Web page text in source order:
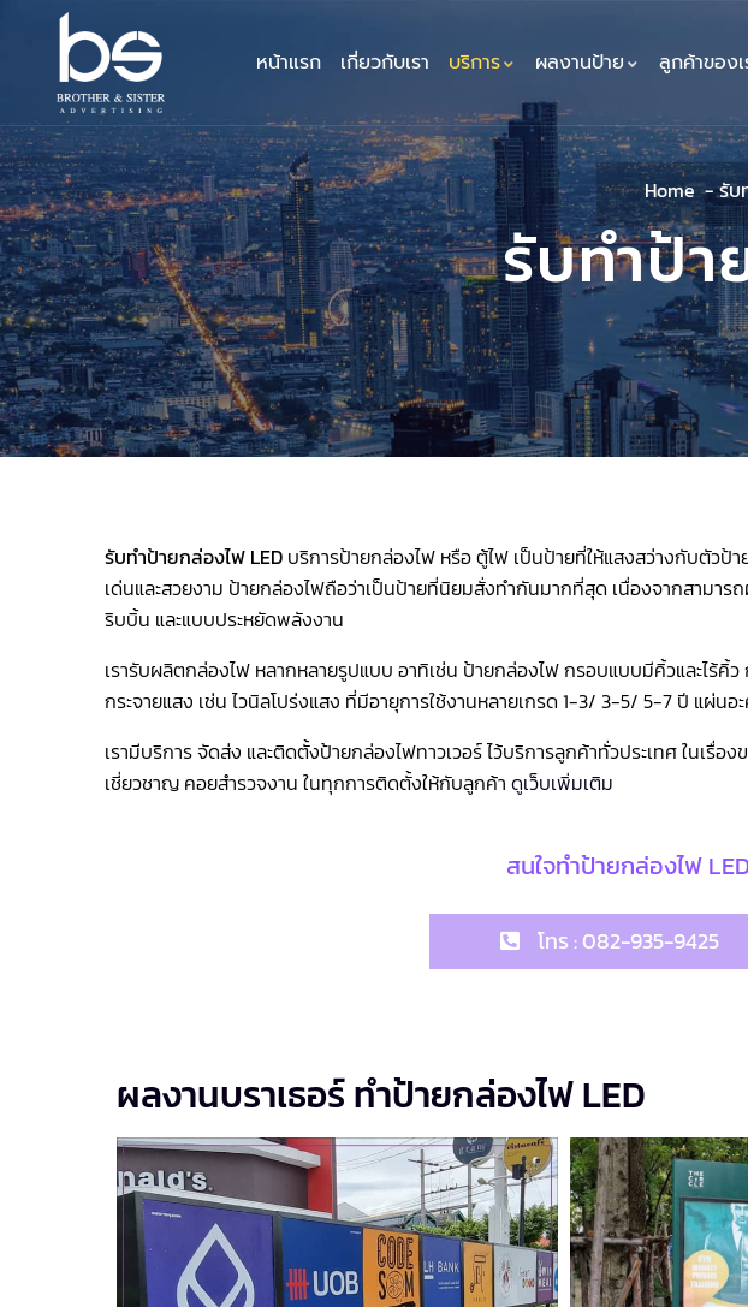
หน้าแรก เกี่ยวกับเรา บริการ ผลงานป้าย ลูกค้าของเ
Home รับ
รับทำป้า
รับทำป้ายกล่องไฟ LED บริการป้ายกล่องไฟ หรือ ตู้ไฟ เป็นป้ายที่ให้แสงสว่างกับตัวป้
เด่นและสวยงาม ป้ายกล่องไฟถือว่าเป็นป้ายที่นิยมสั่งทำกันมากที่สุด เนื่องจากสามา
ริบบิ้น และแบบประหยัดพลังงาน
เรารับผลิตกล่องไฟ หลากหลายรูปแบบ อาทิเช่น ป้ายกล่องไฟ กรอบแบบมีคิ้วและไร้
กระจายแสง เช่น ไวนิลโปร่งแสง ที่มีอายุการใช้งานหลายเกรด 1-3/ 3-5/ 5-7 ปี แผ่น
เรามีบริการ จัดส่ง และติดตั้งป้ายกล่องไฟทาวเวอร์ ไว้บริการลูกค้าทั่วประเทศ ในเ
เชี่ยวชาญ คอยสำรวจงาน ในทุกการติดตั้งให้กับลูกค้า ดูเว็บเพิ่มเติม
สนใจทำป้ายกล่องไฟ
โทร : 082-935-9425
ผลงานบราเธอร์ ทำป้ายกล่องไฟ LED